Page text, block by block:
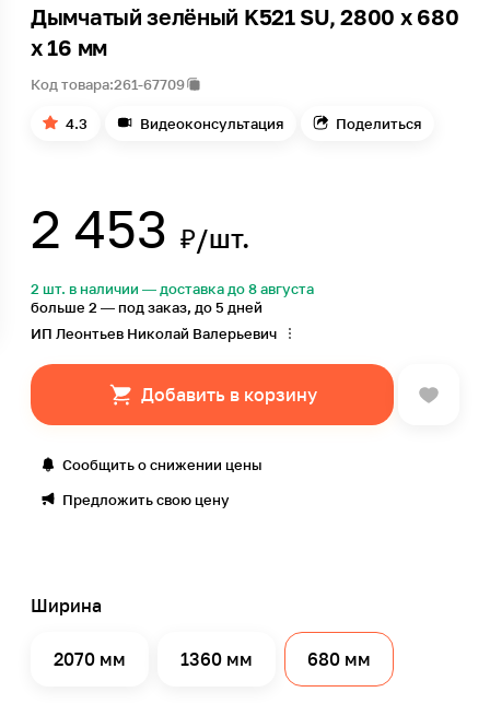
Дымчатый зелёный K521 SU, 2800 x 680
x 16 мм
Код товара:261-67709
4.3 Видеоконсультация Поделиться
2 453 ₽/шт.
2 шт. в наличии — доставка до 8 августа
больше 2 — под заказ, до 5 дней
ИП Леонтьев Николай Валерьевич
Добавить в корзину
Сообщить о снижении цены
Предложить свою цену
Ширина
2070 мм 1360 мм 680 мм